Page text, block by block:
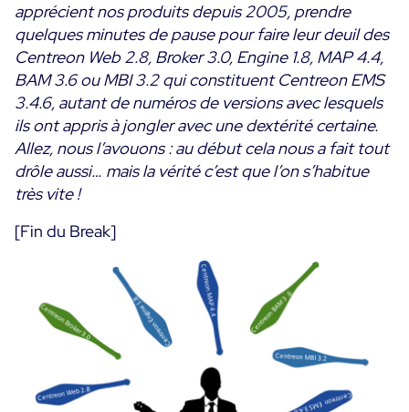
apprécient nos produits depuis 2005, prendre
quelques minutes de pause pour faire leur deuil des
Centreon Web 2.8, Broker 3.0, Engine 1.8, MAP 4.4,
BAM 3.6 ou MBI 3.2 qui constituent Centreon EMS
3.4.6, autant de numéros de versions avec lesquels
ils ont appris à jongler avec une dextérité certaine.
Allez, nous l’avouons : au début cela nous a fait tout
drôle aussi… mais la vérité c’est que l’on s’habitue
très vite !
[Fin du Break]